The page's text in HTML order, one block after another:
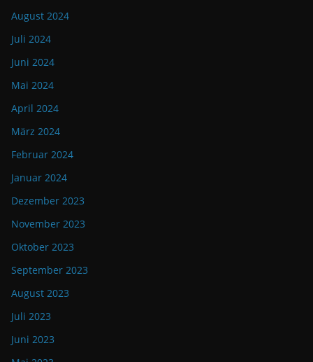
August 2024
Juli 2024
Juni 2024
Mai 2024
April 2024
März 2024
Februar 2024
Januar 2024
Dezember 2023
November 2023
Oktober 2023
September 2023
August 2023
Juli 2023
Juni 2023